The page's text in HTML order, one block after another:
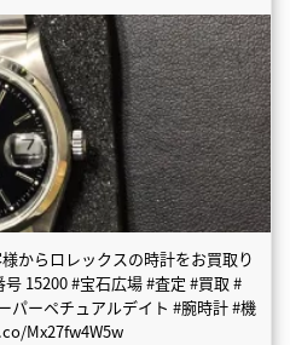
からロレックスの時計をお買取り
15200 #宝石広場 #査定 #買取 #
パーペチュアルデイト #腕時計 #機
Mx27fw4W5w